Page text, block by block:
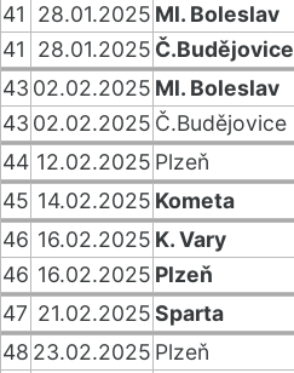
41
28.01.2025 Ml. Boleslav
41
28.01.2025 Č.Budějovice
43 02.02.2025 Ml. Boleslav
43 02.02.2025 Č.Budějovice
44 12.02.2025 Plzeň
45 14.02.2025 Kometa
46 16.02.2025 K. Vary
46 16.02.2025 Plzeň
47 21.02.2025Sparta
48 23.02.2025 Plzeň